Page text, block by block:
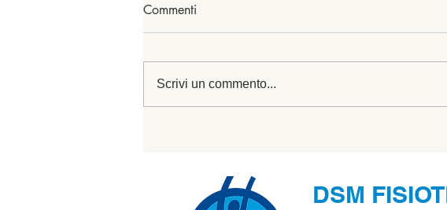
Commenti
Scrivi un commento...
DSM